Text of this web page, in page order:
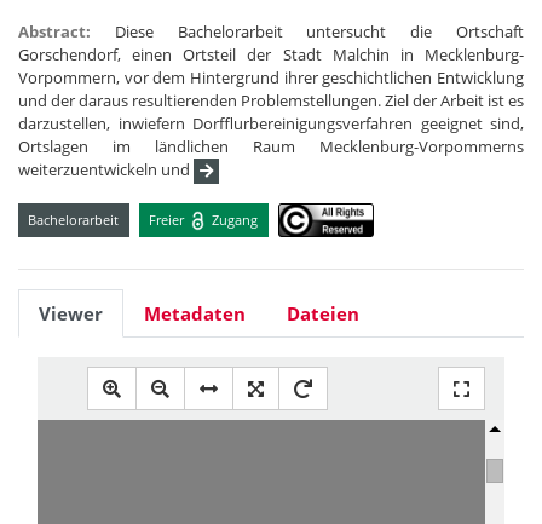
Abstract: Diese Bachelorarbeit untersucht die Ortschaft
Gorschendorf, einen Ortsteil der Stadt Malchin in Mecklenburg-
Vorpommern, vor dem Hintergrund ihrer geschichtlichen Entwicklung
und der daraus resultierenden Problemstellungen. Ziel der Arbeit ist es
darzustellen, inwiefern Dorfflurbereinigungsverfahren geeignet sind,
Ortslagen im ländlichen Raum Mecklenburg-Vorpommerns
weiterzuentwickeln und
Bachelorarbeit Freier Zugang
Viewer Metadaten Dateien